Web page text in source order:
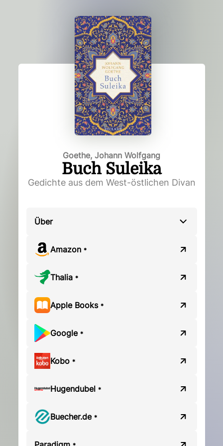
Goethe, Johann Wolfgang
Buch Suleika
Gedichte aus dem West-östlichen Divan
Über
Amazon *
Thalia *
Apple Books *
Google *
Kobo *
Hugendubel *
Buecher.de *